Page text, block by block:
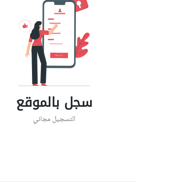
سجل بالموقع
التسجيل مجاني